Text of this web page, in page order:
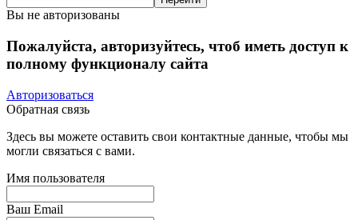
Вы не авторизованы
Пожалуйста, авторизуйтесь, чтоб иметь доступ к
полному функционалу сайта
Авторизоваться
Обратная связь
Здесь вы можете оставить свои контактные данные, чтобы мы
могли связаться с вами.
Имя пользователя
Ваш Email